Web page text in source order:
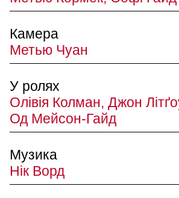
Камера
Метью Чуан
У ролях
Олівія Колман, Джон
Од Мейсон-Гайд
Музика
Нік Ворд